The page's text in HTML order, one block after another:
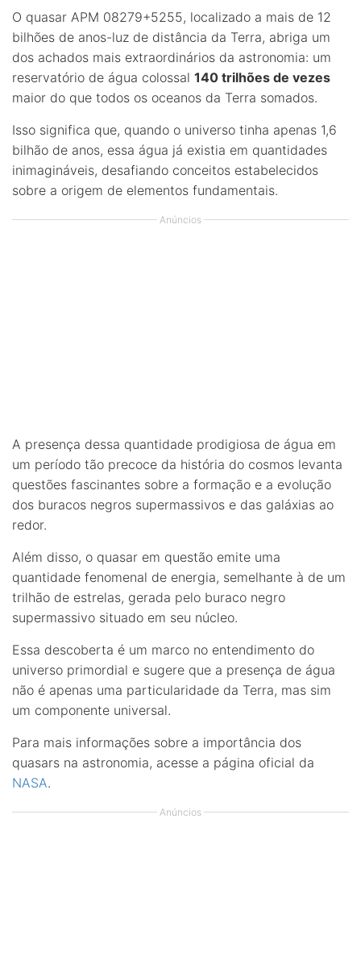
O quasar APM 08279+5255, localizado a mais de 12
bilhões de anos-luz de distância da Terra, abriga um
dos achados mais extraordinários da astronomia: um
reservatório de água colossal 140 trilhões de vezes
maior do que todos os oceanos da Terra somados.
Isso significa que, quando o universo tinha apenas 1,6
bilhão de anos, essa água já existia em quantidades
inimagináveis, desafiando conceitos estabelecidos
sobre a origem de elementos fundamentais.
Anúncios
A presença dessa quantidade prodigiosa de água em
um período tão precoce da história do cosmos levanta
questões fascinantes sobre a formação e a evolução
dos buracos negros supermassivos e das galáxias ao
redor.
Além disso, o quasar em questão emite uma
quantidade fenomenal de energia, semelhante à de um
trilhão de estrelas, gerada pelo buraco negro
supermassivo situado em seu núcleo.
Essa descoberta é um marco no entendimento do
universo primordial e sugere que a presença de água
não é apenas uma particularidade da Terra, mas sim
um componente universal.
Para mais informações sobre a importância dos
quasars na astronomia, acesse a página oficial da
NASA.
Anúncios